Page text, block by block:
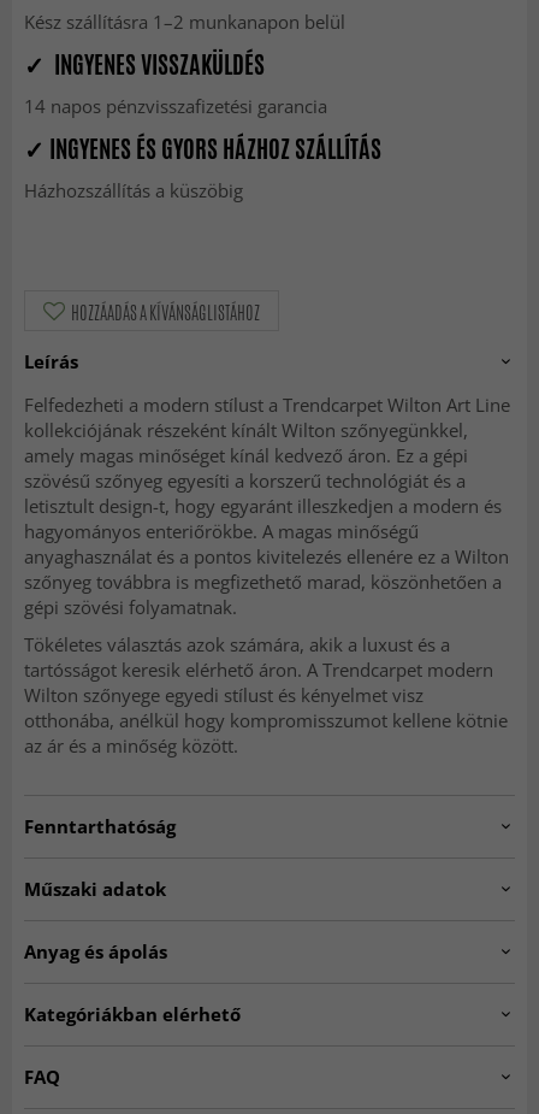
Kész szállításra 1–2 munkanapon belül
✓ INGYENES VISSZAKÜLDÉS
14 napos pénzvisszafizetési garancia
✓ INGYENES ÉS GYORS HÁZHOZ SZÁLLÍTÁS
Házhozszállítás a küszöbig
HOZZÁADÁS A KÍVÁNSÁGLISTÁHOZ
Leírás
Felfedezheti a modern stílust a Trendcarpet Wilton Art Line
kollekciójának részeként kínált Wilton szőnyegünkkel,
amely magas minőséget kínál kedvező áron. Ez a gépi
szövésű szőnyeg egyesíti a korszerű technológiát és a
letisztult design-t, hogy egyaránt illeszkedjen a modern és
hagyományos enteriőrökbe. A magas minőségű
anyaghasználat és a pontos kivitelezés ellenére ez a Wilton
szőnyeg továbbra is megfizethető marad, köszönhetően a
gépi szövési folyamatnak.
Tökéletes választás azok számára, akik a luxust és a
tartósságot keresik elérhető áron. A Trendcarpet modern
Wilton szőnyege egyedi stílust és kényelmet visz
otthonába, anélkül hogy kompromisszumot kellene kötnie
az ár és a minőség között.
Fenntarthatóság
mivel a poliészter egy zárt cellás szál, amely
poliészter-szőnyegek szintén nagyon népszerűek a luxus
megjelenésük és puha tapintásuk miatt.
Műszaki adatok
Anyag és ápolás
Vastagság kb.:10 mm.
Készítés:
Kategóriákban elérhető
FAQ